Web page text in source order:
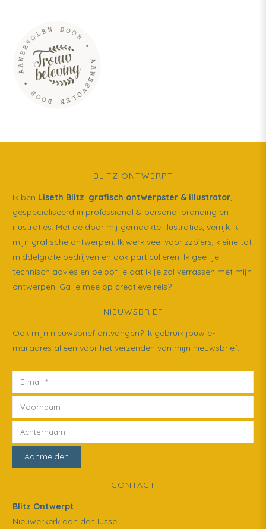
BLITZ ONTWERPT
Ik ben Liseth Blitz, grafisch ontwerpster & illustrator,
gespecialiseerd in professional & personal branding en
illustraties. Met de door mij gemaakte illustraties, verrijk ik
mijn grafische ontwerpen. Ik werk veel voor zzp’ers, kleine tot
middelgrote bedrijven en ook particulieren. Ik geef je
technisch advies en beloof je dat ik je zal verrassen met mijn
ontwerpen! Ga je mee op creatieve reis?
NIEUWSBRIEF
Ook mijn nieuwsbrief ontvangen? Ik gebruik jouw e-
mailadres alleen voor het verzenden van mijn nieuwsbrief.
CONTACT
Blitz Ontwerpt
Nieuwerkerk aan den IJssel